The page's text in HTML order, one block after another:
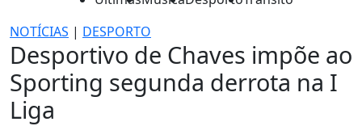
NOTÍCIAS | DESPORTO
Desportivo de Chaves impõe ao
Sporting segunda derrota na I
Liga